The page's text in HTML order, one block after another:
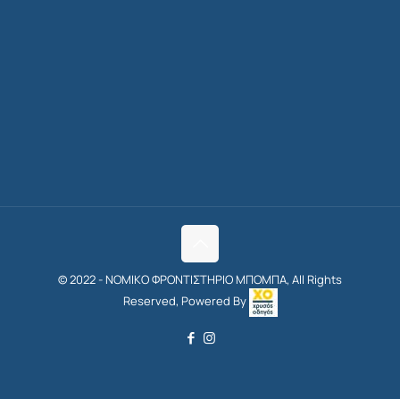
© 2022 - ΝΟΜΙΚΟ ΦΡΟΝΤΙΣΤΗΡΙΟ ΜΠΟΜΠΑ, All Rights
Reserved, Powered By